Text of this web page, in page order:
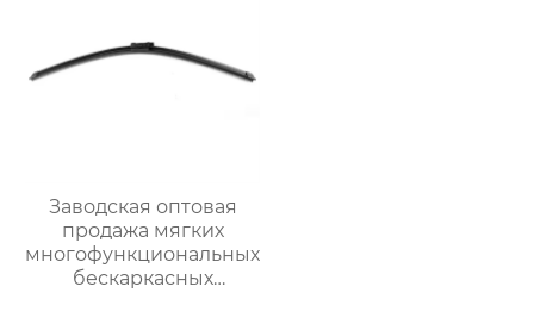
стеклоочистителя
Заводская оптовая
продажа мягких
многофункциональных
бескаркасных